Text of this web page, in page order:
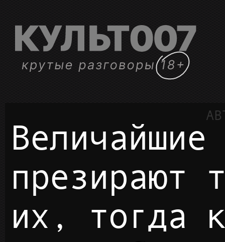
Величайшие гении не
презирают
их, тогда